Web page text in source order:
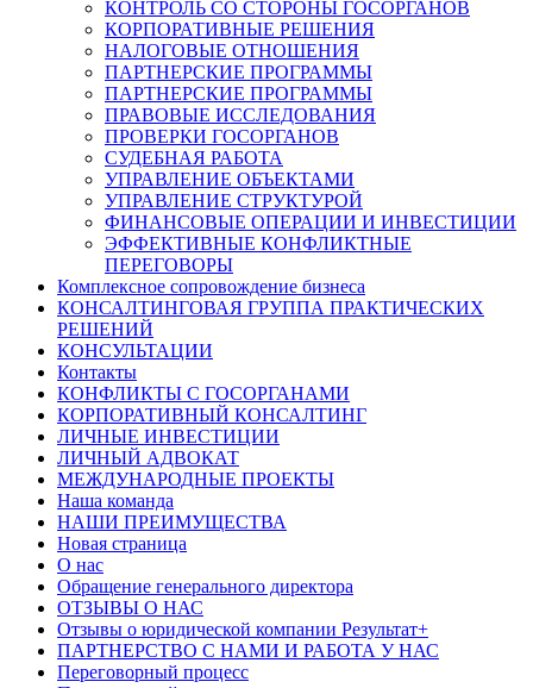
КОНТРОЛЬ СО СТОРОНЫ ГОСОРГАНОВ
КОРПОРАТИВНЫЕ РЕШЕНИЯ
НАЛОГОВЫЕ ОТНОШЕНИЯ
ПАРТНЕРСКИЕ ПРОГРАММЫ
ПАРТНЕРСКИЕ ПРОГРАММЫ
ПРАВОВЫЕ ИССЛЕДОВАНИЯ
ПРОВЕРКИ ГОСОРГАНОВ
СУДЕБНАЯ РАБОТА
УПРАВЛЕНИЕ ОБЪЕКТАМИ
УПРАВЛЕНИЕ СТРУКТУРОЙ
ФИНАНСОВЫЕ ОПЕРАЦИИ И ИНВЕСТИЦИИ
ЭФФЕКТИВНЫЕ КОНФЛИКТНЫЕ
ПЕРЕГОВОРЫ
Комплексное сопровождение бизнеса
КОНСАЛТИНГОВАЯ ГРУППА ПРАКТИЧЕСКИХ
РЕШЕНИЙ
КОНСУЛЬТАЦИИ
Контакты
КОНФЛИКТЫ С ГОСОРГАНАМИ
КОРПОРАТИВНЫЙ КОНСАЛТИНГ
ЛИЧНЫЕ ИНВЕСТИЦИИ
ЛИЧНЫЙ АДВОКАТ
МЕЖДУНАРОДНЫЕ ПРОЕКТЫ
Наша команда
НАШИ ПРЕИМУЩЕСТВА
Новая страница
О нас
Обращение генерального директора
ОТЗЫВЫ О НАС
Отзывы о юридической компании Результат+
ПАРТНЕРСТВО С НАМИ И РАБОТА У НАС
Переговорный процесс